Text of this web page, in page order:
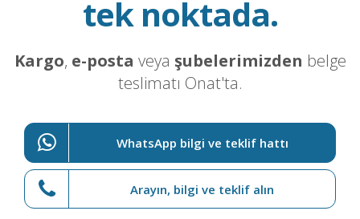
tek noktada.
Kargo, e-posta veya şubelerimizden belge
teslimatı Onat'ta.
WhatsApp bilgi ve teklif hattı
Arayın, bilgi ve teklif alın